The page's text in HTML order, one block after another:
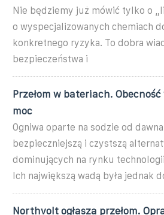
Nie będziemy już mówić tylko o
o wyspecjalizowanych chemiach
konkretnego ryzyka. To dobra
bezpieczeństwa i
Przełom w bateriach.
moc
Ogniwa oparte na sodzie od
bezpieczniejszą i czystszą
dominujących na rynku
Ich największą wadą była jednak
Northvolt ogłasza przełom.